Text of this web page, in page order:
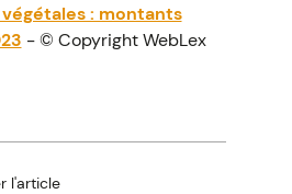
: montants
- © Copyright WebLex
l'article